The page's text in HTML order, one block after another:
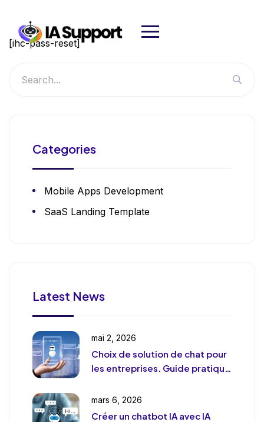
[ihc-pass-reset]
Categories
Mobile Apps Development
SaaS Landing Template
Latest News
mai 2, 2026
Choix de solution de chat pour
les entreprises. Guide pratique
mars 6, 2026
Créer un chatbot IA avec IA